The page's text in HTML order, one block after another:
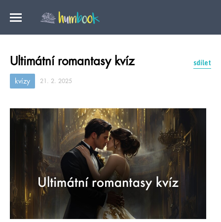
Ultimátní romantasy kvíz sdílet
kvízy 21. 2. 2025